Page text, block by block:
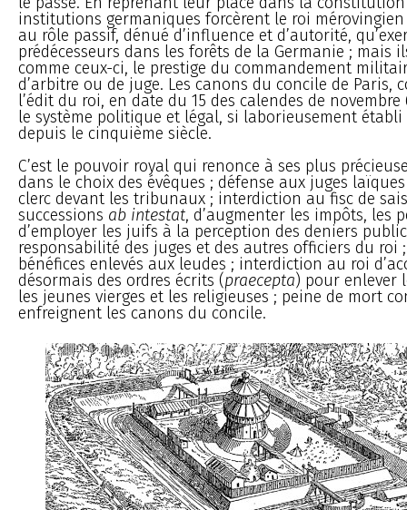
institutions germaniques forcèrent le roi mérovingien
au rôle passif, dénué d’influence et d’autorité,
prédécesseurs dans les forêts de la Germanie ; mais
comme ceux-ci, le prestige du commandement
d’arbitre ou de juge. Les canons du concile de Paris,
l’édit du roi, en date du 15 des calendes de novembre
le système politique et légal, si laborieusement établi
depuis le cinquième siècle.
C’est le pouvoir royal qui renonce à ses plus
dans le choix des évêques ; défense aux juges
clerc devant les tribunaux ; interdiction au fisc de
successions ab intestat, d’augmenter les impôts, les
d’employer les juifs à la perception des deniers
responsabilité des juges et des autres officiers du roi
bénéfices enlevés aux leudes ; interdiction au roi
désormais des ordres écrits (praecepta) pour enlever
les jeunes vierges et les religieuses ; peine de mort
enfreignent les canons du concile.